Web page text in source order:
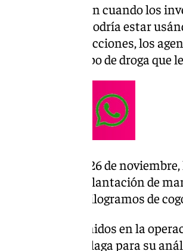
comenzaron cuando los
de la zona podría estar
diversas inspecciones, los
propio de este tipo de droga que
que tuvo lugar el 26 de
una plantación de
intervinieron 86 kilogramos de
efectivos intervenidos en la
Civil de Málaga para su